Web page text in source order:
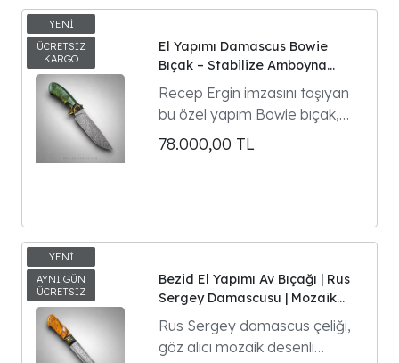
eserdir.
El Yapımı Damascus Bowie
Bıçak – Stabilize Amboyna
Kabza, Bronz Balçak, 16 cm
Namlu, Koleksiyonluk Özel
Üretim
Recep Ergin imzasını taşıyan
bu özel yapım Bowie bıçak,
usta işçiliği ve estetik tasarım
anlayışını bir araya getiren
78.000,00 TL
Bezid El Yapımı Av Bıçağı | Rus
Sergey Damascusu | Mozaik
Desen | Stabilize Amboyna
Kabza
Rus Sergey damascus çeliği,
göz alıcı mozaik desenli